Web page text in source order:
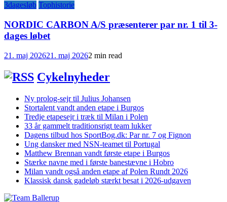
3dagesløb Tophistorie
NORDIC CARBON A/S præsenterer par nr. 1 til 3-
dages løbet
21. maj 202621. maj 20262 min read
Cykelnyheder
Ny prolog-sejr til Julius Johansen
Stortalent vandt anden etape i Burgos
Tredje etapesejr i træk til Milan i Polen
33 år gammelt traditionsrigt team lukker
Dagens tilbud hos SportBog.dk: Par nr. 7 og Fignon
Ung dansker med NSN-teamet til Portugal
Matthew Brennan vandt første etape i Burgos
Stærke navne med i første banestævne i Hobro
Milan vandt også anden etape af Polen Rundt 2026
Klassisk dansk gadeløb stærkt besat i 2026-udgaven